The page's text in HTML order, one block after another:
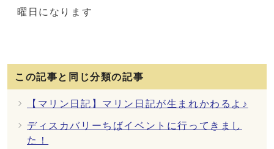
曜日になります
この記事と同じ分類の記事
【マリン日記】マリン日記が生まれかわるよ♪
ディスカバリーちばイベントに行ってきまし
た！